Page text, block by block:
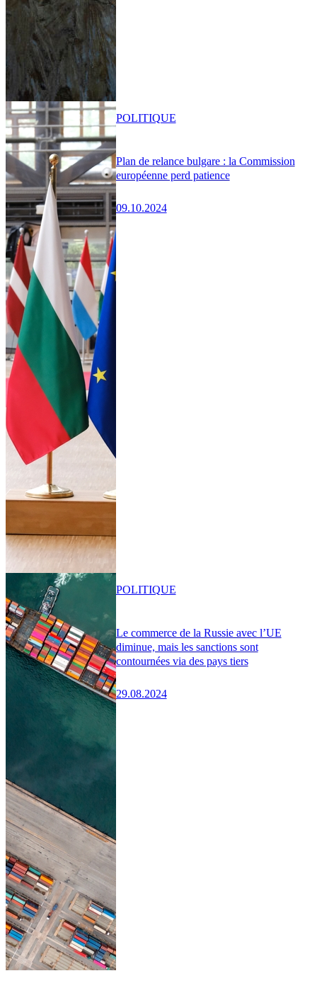
Plan de relance bulgare : la Commission
européenne perd patience
09.10.2024
POLITIQUE
Le commerce de la Russie avec l’UE
diminue, mais les sanctions sont
contournées via des pays tiers
29.08.2024
POLITIQUE